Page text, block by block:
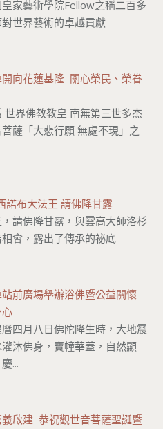
家藝術學院Fellow之稱二百多
世界藝術的卓越貢獻
向花蓮基隆 關心榮民、榮眷
世界佛教教皇 南無第三世多杰
薩「大悲行願 無處不現」之
諾布大法王 請佛降甘露
請佛降甘露，與雲高大師洛杉
會，露出了傳承的祕底
前廣場舉辦浴佛暨公益關懷
四月八日佛陀降生時，大地震
沐佛身，寶幢華蓋，自然顯
...
啟建 恭祝觀世音菩薩聖誕暨